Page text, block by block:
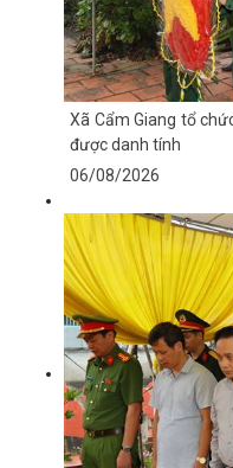
Xã Cẩm Giang tổ
được danh tính
06/08/2026